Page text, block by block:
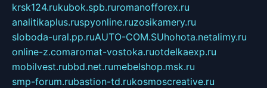
krsk124.rukubok.spb.ruromanofforex.ru
analitikaplus.ruspyonline.ruzosikamery.ru
sloboda-ural.pp.ruAUTO-COM.SUhohota.netalimy.ru
online-z.comaromat-vostoka.ruotdelkaexp.ru
mobilvest.rubbd.net.rumebelshop.msk.ru
smp-forum.rubastion-td.rukosmoscreative.ru